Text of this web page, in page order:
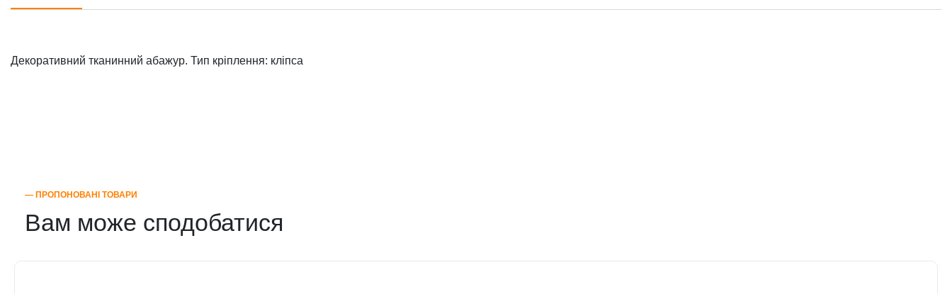
Декоративний тканинний абажур. Тип кріплення: кліпса
― ПРОПОНОВАНІ ТОВАРИ
Вам може сподобатися